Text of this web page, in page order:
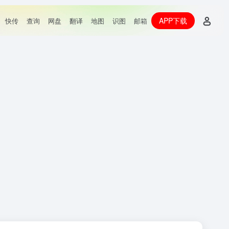
快传 查询 网盘 翻译 地图 识图 邮箱 APP下载